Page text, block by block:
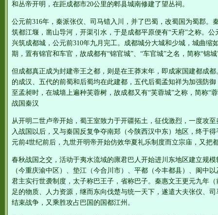
和丛帝开明，在距成都市20公里的郫县城南修建了望丛祠。
公元前316年，秦派张仪、司马错入川，并了巴蜀，改蜀国为蜀郡。
筑都江堰，凿山导河，开渠引水，于是成都平原便有“天府”之称。
兴筑成都城，公元前310年九月完工。成都城分大城和少城，城曲缩
期，置有锦官和车官，故成都有“锦官城”、“车官城”之名，简称“锦城
但成都真正成为封建帝王之都，则是在王莽末年，即成家国建都成
的成汉、五代的前蜀和后蜀均在此建都，五代后蜀孟知祥为加强防
至孟昶时，在城墙上遍种芙蓉树，故成都又有“芙蓉城”之称，简称“
战国秦汉
从开明二世卢帝开始，蜀王室致力于开疆拓土，征伐激烈，一度攻
入战国以后，又与秦国反复争夺南郑（今陕西汉中东）地区，终于
元前4世纪前后，九世开明帝开始仿效华夏礼乐制度而立宗庙，又把
春秋战国之交，活动于夷水流域的廪君巴人开始进川东地区建立规
（今重庆渝中区）、垫江（今合川市）、平都（今丰都县）、阆中
君主实行世袭制度，太子称巴王子，省称巴子。秦惠文王更元九年
足的物质、人力资源，继而东向伐楚与统一天下，遂遣大夫张仪、
结束战争，又乘胜攻占巴国的国都江州。